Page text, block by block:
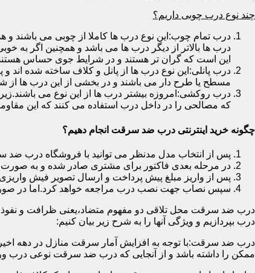
چند نوع درب چوبی داریم؟
درب تمام چوب:این نوع درب ها کاملا از چوبی می
درب ها بالاتر از دیگر درب ها می باشد و همچنین اگر به
این است که گران تر هستند و در شرایط جوی حساس
درب پانلی:این نوع درب ها از پانل و کلاف ساخته شده اند و
مسطح یا طرح دار می باشند و در بخشی از این درب ها از
درب روکشی:امروزه بیشتر درب ها از این نوع می
که مصالحی را در داخل درب استفاده می کنند که این
چگونه خرید اینترنتی درب ضد سرقت انجام دهیم؟
پس از انتخاب مدل مدنظر می توانید با فروشگاه درب
در مرحله بعدی فاکتور برای مشتری صادر شده و به صورت
پس از واریز مبلغ پیش پرداخت و ارسال تصویر فیش
سپس نصاب جهت نصب درب مراجعه خواهد کرد.اما در صورتی
درب ضد سرقت محل تلاقی دو مفهوم متضاد،یعنی ظرافت و نفوذ
درب بپردازیم و ویژگی آنها را به شرح زیر بیان کنیم:
درب ضد سرقت:با توجه به افزایش آمار سرقت منازل در دهه
ممکن را داشته باشد و از آنجایی که درب ضد سرقت نوعی درب